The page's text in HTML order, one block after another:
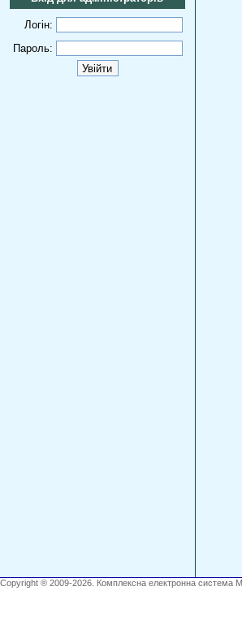
Логін:
Пароль:
Copyright ® 2009-2026. Комплексна електронна система